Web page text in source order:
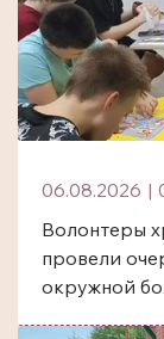
06.08.2026 |
Волонтеры
провели
окружной